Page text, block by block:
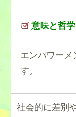
意味と哲学
エンパワーメ
す。
社会的に差別